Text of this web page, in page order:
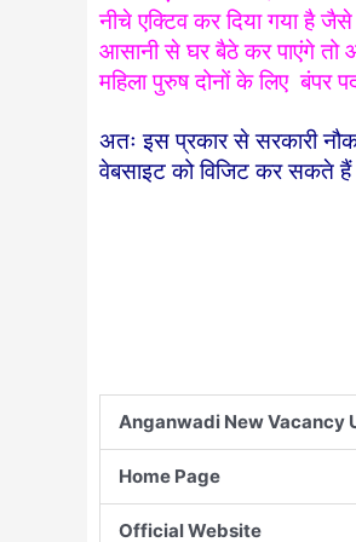
नीचे एक्टिव कर दिया गया है
आसानी से घर बैठे कर पाएंगे तो
महिला पुरुष दोनों के लिए बंपर
अतः इस प्रकार से सरकारी
वेबसाइट को विजिट कर सकते हैं
Anganwadi New Vacancy
Home Page
Official Website